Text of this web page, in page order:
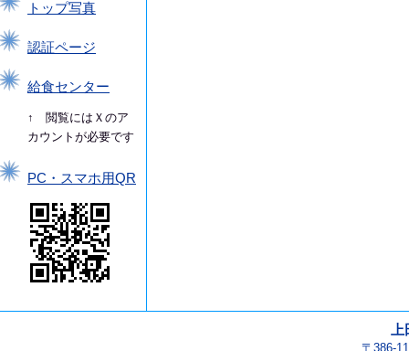
トップ写真
認証ページ
給食センター
↑ 閲覧にはＸのア
カウントが必要です
PC・スマホ用QR
〒386-